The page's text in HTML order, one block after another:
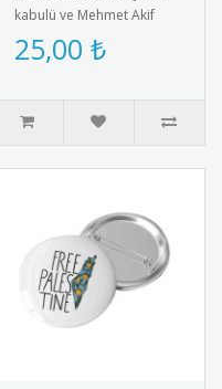
kabulü ve Mehmet Akif
Ersoy\'u anma gününe özel
saten kokart. Milli değer..
25,00 ₺